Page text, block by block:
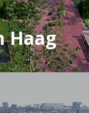
Haag